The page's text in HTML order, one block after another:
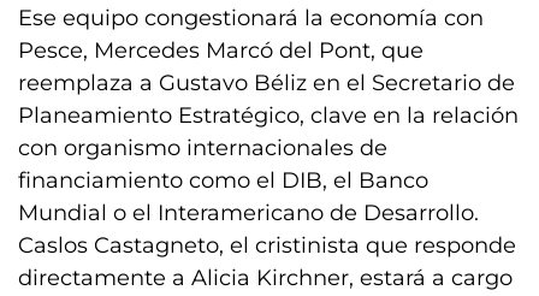
Ese equipo congestionará la economía con
Pesce, Mercedes Marcó del Pont, que
reemplaza a Gustavo Béliz en el Secretario de
Planeamiento Estratégico, clave en la relación
con organismo internacionales de
financiamiento como el DIB, el Banco
Mundial o el Interamericano de Desarrollo.
Caslos Castagneto, el cristinista que responde
directamente a Alicia Kirchner, estará a cargo